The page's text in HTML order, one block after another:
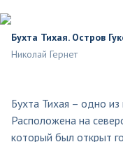
Бухта Тихая. Остров
Николай Гернет
Бухта Тихая – одно
Расположена на
который был открыт